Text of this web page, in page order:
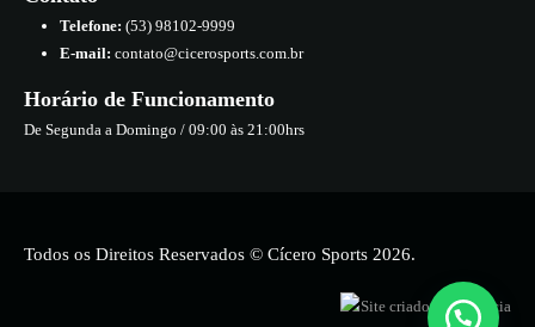
Telefone: (53) 98102-9999
E-mail: contato@cicerosports.com.br
Horário de Funcionamento
De Segunda a Domingo / 09:00 às 21:00hrs
Todos os Direitos Reservados © Cícero Sports 2026.